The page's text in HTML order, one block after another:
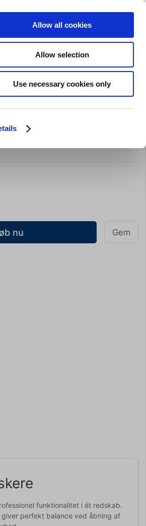
Allow all cookies
Allow selection
Use necessary cookies only
Indkøbskurv (0)
Tilbud Brands Slibning
af ibenholt
nu Gem
funktionalitet i ét redskab.
perfekt balance ved åbning af